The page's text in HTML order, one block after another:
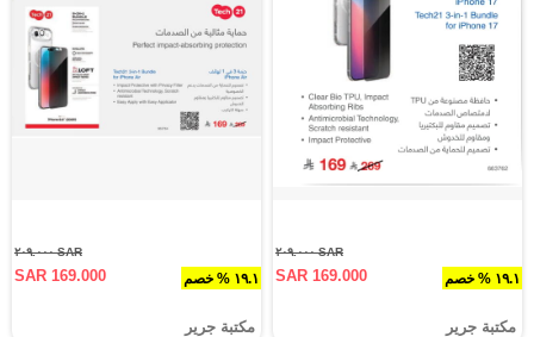
١٩.١ % خصم
SAR ٢٠٩.٠٠٠
SAR 169.000
مكتبة جرير
١٩.١ % خصم
SAR ٢٠٩.٠٠٠
SAR 169.000
مكتبة جرير